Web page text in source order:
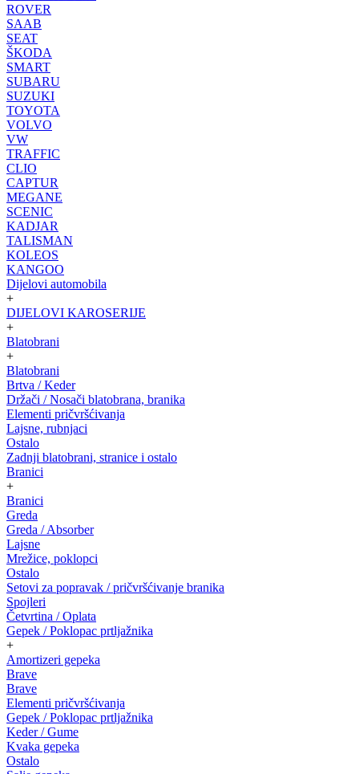
ROVER
SAAB
SEAT
ŠKODA
SMART
SUBARU
SUZUKI
TOYOTA
VOLVO
VW
TRAFFIC
CLIO
CAPTUR
MEGANE
SCENIC
KADJAR
TALISMAN
KOLEOS
KANGOO
Dijelovi automobila
+
DIJELOVI KAROSERIJE
+
Blatobrani
+
Blatobrani
Brtva / Keder
Držači / Nosači blatobrana, branika
Elementi pričvršćivanja
Lajsne, rubnjaci
Ostalo
Zadnji blatobrani, stranice i ostalo
Branici
+
Branici
Greda
Greda / Absorber
Lajsne
Mrežice, poklopci
Ostalo
Setovi za popravak / pričvršćivanje branika
Spojleri
Četvrtina / Oplata
Gepek / Poklopac prtljažnika
+
Amortizeri gepeka
Brave
Brave
Elementi pričvršćivanja
Gepek / Poklopac prtljažnika
Keder / Gume
Kvaka gepeka
Ostalo